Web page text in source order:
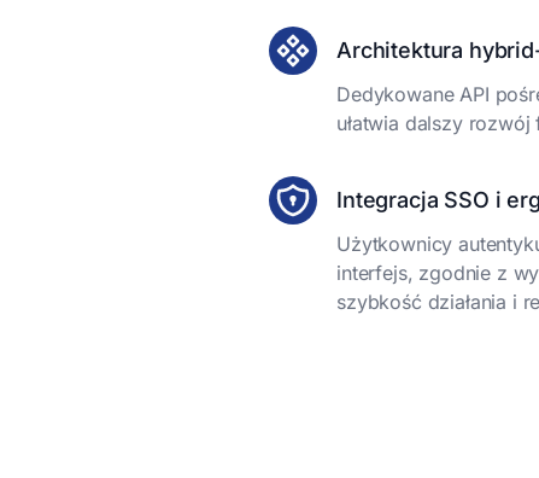
Architektura
Dedykowane API
ułatwia dalszy
Integracja SSO i
Użytkownicy
interfejs, zgodnie z
szybkość działania i